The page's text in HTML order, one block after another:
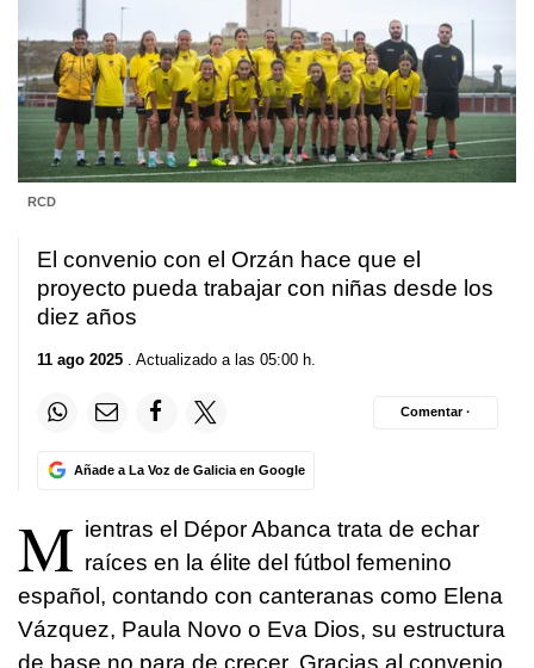
RCD
El convenio con el Orzán hace que el
proyecto pueda trabajar con niñas desde los
diez años
11 ago 2025 . Actualizado a las 05:00 h.
Añade a La Voz de Galicia en Google
Comentar ·
M ientras el Dépor Abanca trata de echar
raíces en la élite del fútbol femenino
español, contando con canteranas como Elena
Vázquez, Paula Novo o Eva Dios, su estructura
de base no para de crecer. Gracias al convenio